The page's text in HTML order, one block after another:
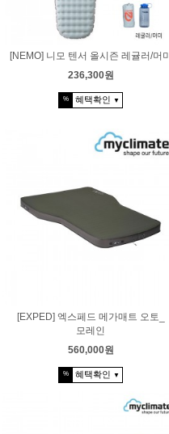
[NEMO] 니모 텐서 올시즌 레귤러/머미
236,300원
% 혜택확인 ▼
[EXPED] 엑스페드 메가매트 오토_
모레인
560,000원
% 혜택확인 ▼